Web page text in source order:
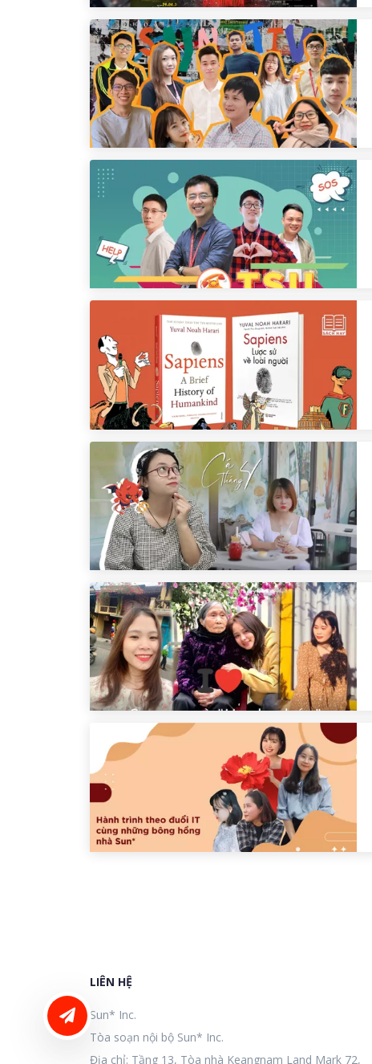
LIÊN HỆ
Sun* Inc.
Tòa soạn nội bộ Sun* Inc.
Địa chỉ: Tầng 13, Tòa nhà Keangnam Land Mark 72,
LIÊN HỆ ĐĂNG BÀI